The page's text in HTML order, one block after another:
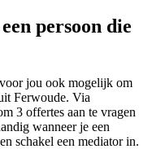
persoon die
jou ook mogelijk om
Ferwoude. Via
3 offertes aan te vragen
wanneer je een
schakel een mediator in.